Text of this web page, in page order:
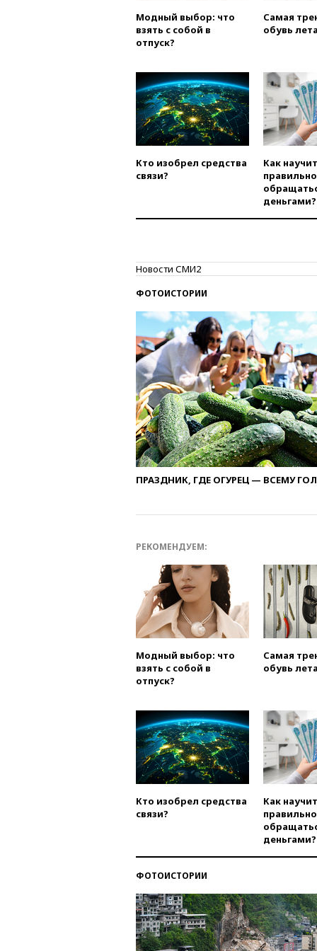
Модный выбор: что
взять с собой в
отпуск?
Самая
обувь
Кто изобрел средства
связи?
Как
правильно
деньгами?
Новости СМИ2
ФОТОИСТОРИИ
ПРАЗДНИК, ГДЕ ОГУРЕЦ — ВСЕМУ
РЕКОМЕНДУЕМ:
Модный выбор: что
взять с собой в
отпуск?
Самая
обувь
Кто изобрел средства
связи?
Как
правильно
деньгами?
ФОТОИСТОРИИ